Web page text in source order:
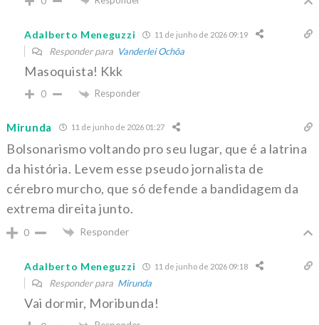
Adalberto Meneguzzi 11 de junho de 2026 09:19
Responder para Vanderlei Ochôa
Masoquista! Kkk
0 Responder
Mirunda 11 de junho de 2026 01:27
Bolsonarismo voltando pro seu lugar, que é a latrina
da história. Levem esse pseudo jornalista de
cérebro murcho, que só defende a bandidagem da
extrema direita junto.
0 Responder
Adalberto Meneguzzi 11 de junho de 2026 09:18
Responder para Mirunda
Vai dormir, Moribunda!